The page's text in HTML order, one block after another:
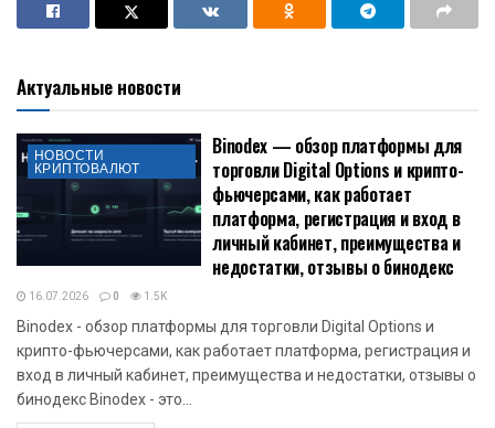
Актуальные новости
НОВОСТИ
КРИПТОВАЛЮТ
Binodex — обзор платформы для
торговли Digital Options и крипто-
фьючерсами, как работает
платформа, регистрация и вход в
личный кабинет, преимущества и
недостатки, отзывы о бинодекс
16.07.2026 0 1.5K
Binodex - обзор платформы для торговли Digital Options и
крипто-фьючерсами, как работает платформа, регистрация и
вход в личный кабинет, преимущества и недостатки, отзывы о
бинодекс Binodex - это...